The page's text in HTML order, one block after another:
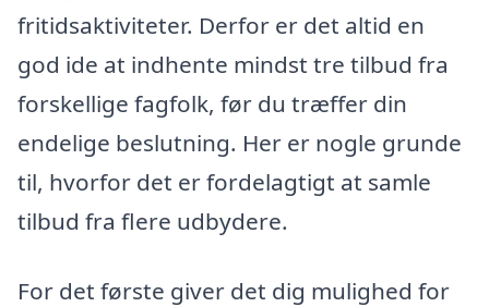
fritidsaktiviteter. Derfor er det altid en
god ide at indhente mindst tre tilbud fra
forskellige fagfolk, før du træffer din
endelige beslutning. Her er nogle grunde
til, hvorfor det er fordelagtigt at samle
tilbud fra flere udbydere.
For det første giver det dig mulighed for